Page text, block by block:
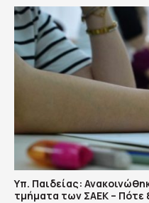
Υπ. Παιδείας:
τμήματα των ΣΑΕΚ – Πότε